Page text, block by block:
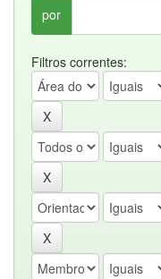
por
Filtros correntes: